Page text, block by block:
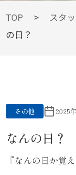
BLOG
TOP > スタ
の日？
その他 2025
なんの日？
『なんの日か覚